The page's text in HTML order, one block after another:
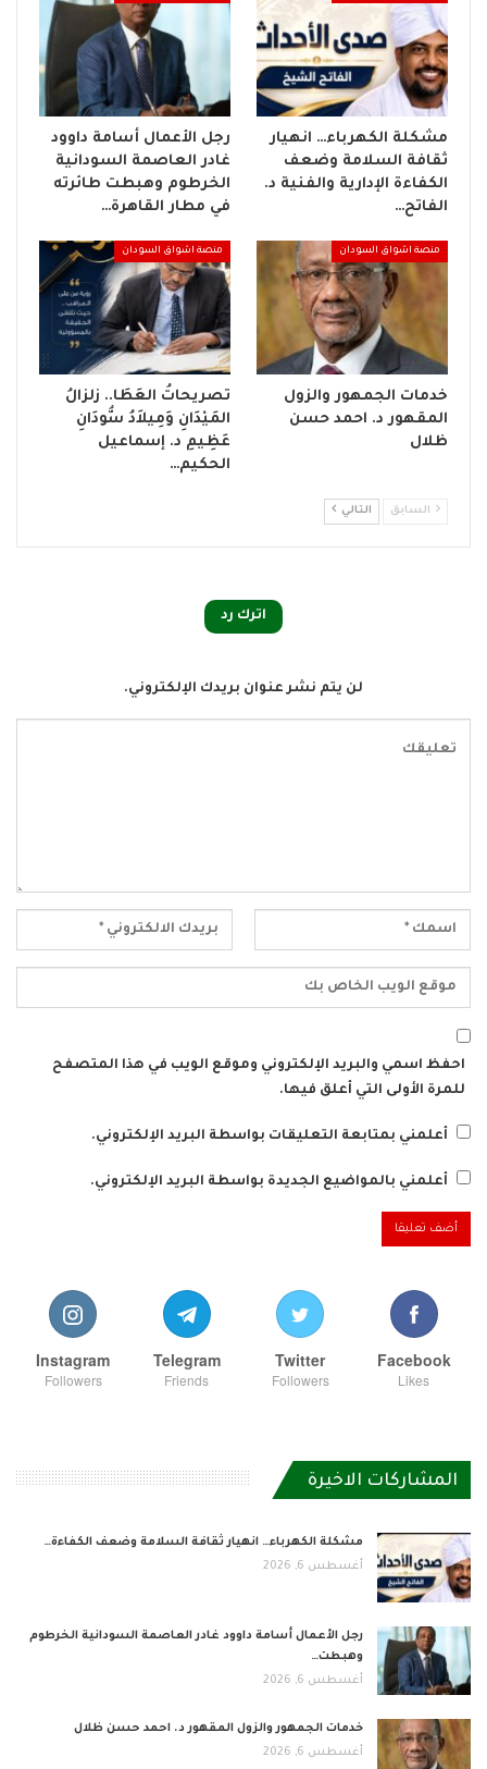
مشكلة الكهرباء… انهيار
ثقافة السلامة وضعف
الكفاءة الإدارية والفنية د.
الفاتح…
رجل الأعمال أسامة داوود
غادر العاصمة السودانية
الخرطوم وهبطت طائرته
في مطار القاهرة…
منصة اشواق السودان
خدمات الجمهور والزول
المقهور د. احمد حسن
ظلال
منصة اشواق السودان
تصريحاتُ العَطَا.. زلزالُ
المَيْدَانِ وَمِيلاَدُ سُّودَانِ
عَظِيمِ د. إسماعيل
الحكيم…
السابق التالي
اترك رد
لن يتم نشر عنوان بريدك الإلكتروني.
احفظ اسمي والبريد الإلكتروني وموقع الويب في هذا المتصفح
للمرة الأولى التي أعلق فيها.
أعلمني بمتابعة التعليقات بواسطة البريد الإلكتروني.
أعلمني بالمواضيع الجديدة بواسطة البريد الإلكتروني.
Facebook
Likes
Twitter
Followers
Telegram
Friends
Instagram
Followers
المشاركات الاخيرة
مشكلة الكهرباء… انهيار ثقافة السلامة وضعف الكفاءة…
أغسطس 6, 2026
رجل الأعمال أسامة داوود غادر العاصمة السودانية الخرطوم
وهبطت…
أغسطس 6, 2026
خدمات الجمهور والزول المقهور د. احمد حسن ظلال
أغسطس 6, 2026